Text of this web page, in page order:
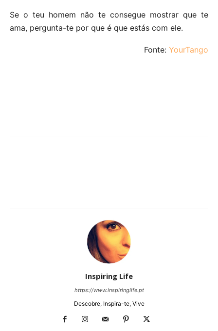
Se o teu homem não te consegue mostrar que te
ama, pergunta-te por que é que estás com ele.
Fonte: YourTango
Inspiring Life
https://www.inspiringlife.pt
Descobre, Inspira-te, Vive